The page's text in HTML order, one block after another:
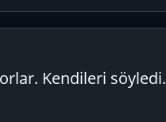
Kendileri söyledi.